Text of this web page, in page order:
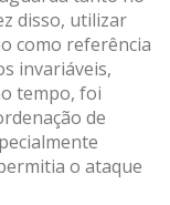
disso, utilizar
como referência
invariáveis,
tempo, foi
de
o ataque